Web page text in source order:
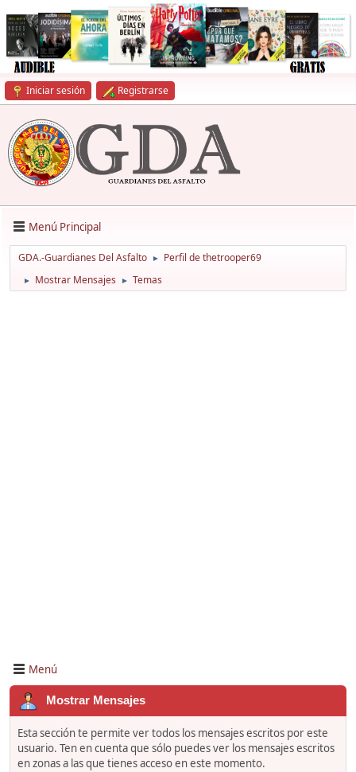
Iniciar sesión Registrarse
Menú Principal
GDA.-Guardianes Del Asfalto ► Perfil de thetrooper69
► Mostrar Mensajes ► Temas
Menú
Mostrar Mensajes
Esta sección te permite ver todos los mensajes escritos por este
usuario. Ten en cuenta que sólo puedes ver los mensajes escritos
en zonas a las que tienes acceso en este momento.